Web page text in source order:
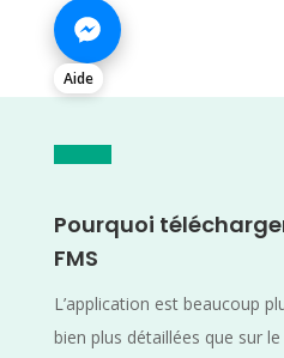
Aide
Pourquoi
FMS
L’application est beaucoup
bien plus détaillées que sur